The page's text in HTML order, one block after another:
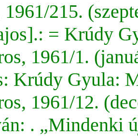
215.
= Krúdy
1961/1.
Krúdy Gyula:
1961/12.
. „Mindenki